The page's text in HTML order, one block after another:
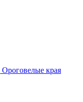
Ороговелые края